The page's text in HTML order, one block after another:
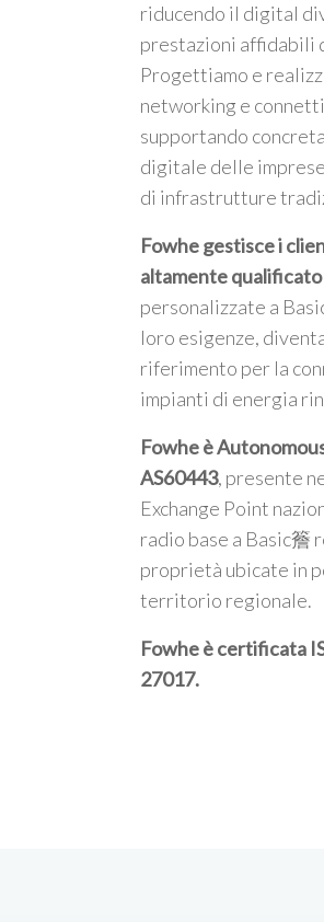
riducendo il digital
prestazioni affidabili
Progettiamo e
networking e
supportando
digitale delle
di infrastrutture
Fowhe gestisce i
altamente qualificato
personalizzate a
loro esigenze,
riferimento per la
impianti di energia
Fowhe è
AS60443, presente
Exchange Point
radio base a Basic簷
proprietà ubicate in
territorio regionale.
Fowhe è certificata
27017.